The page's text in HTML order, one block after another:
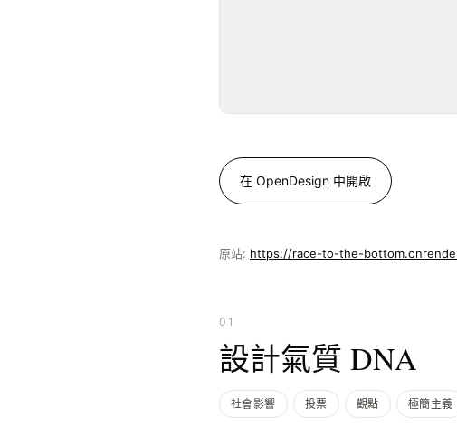
在 OpenDesign 中開啟
原站: https://race-to-the-
01
設計氣質 DNA
社會影響 投票 觀點 極簡主義